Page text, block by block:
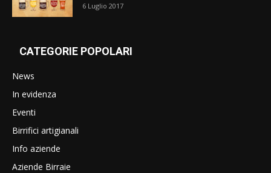
6 Luglio 2017
CATEGORIE POPOLARI
News
In evidenza
Eventi
Birrifici artigianali
Info aziende
Aziende Birraie